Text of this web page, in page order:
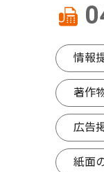
情報
著作
広告
紙面